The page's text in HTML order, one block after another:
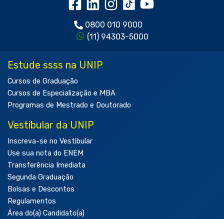
0800 010 9000
(11) 94303-5000
Estude ssss na UNIP
Cursos de Graduação
Cursos de Especialização e MBA
Programas de Mestrado e Doutorado
Vestibular da UNIP
Inscreva-se no Vestibular
Use sua nota do ENEM
Transferência Imediata
Segunda Graduação
Bolsas e Descontos
Regulamentos
Área do(a) Candidato(a)